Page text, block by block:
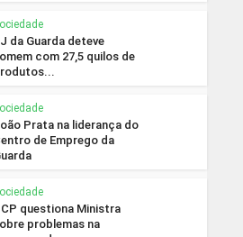
da Guarda deteve
com 27,5 quilos de
Prata na liderança do
de Emprego da
questiona Ministra
problemas na